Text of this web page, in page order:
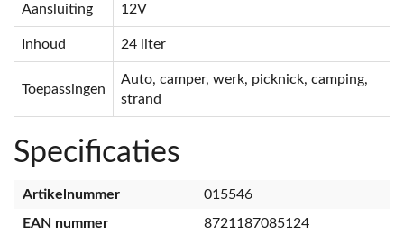
Aansluiting 12V
Inhoud 24 liter
Toepassingen
Auto, camper, werk, picknick, camping,
strand
Specificaties
Artikelnummer
015546
EAN nummer
8721187085124